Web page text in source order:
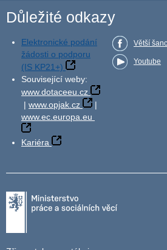
Důležité odkazy
Elektronické podání
žádosti o podporu
(IS KP21+)
Související weby:
www.dotaceeu.cz
| www.opjak.cz
|
www.ec.europa.eu
Kariéra
Větší
Youtube